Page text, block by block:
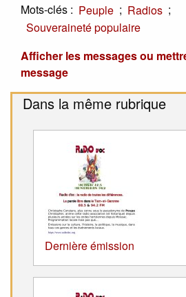
Mots-clés : Peuple ; Radios ;
Souveraineté populaire
Afficher les messages ou
message
Dans la même rubrique
Dernière émission